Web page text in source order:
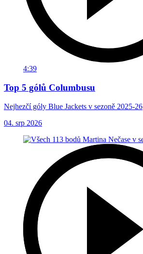
4:39
Top 5 gólů Columbusu
Nejhezčí góly Blue Jackets v sezoně 2025-26
04. srp 2026